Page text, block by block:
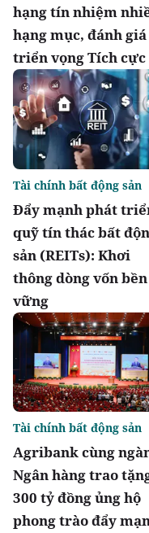
hạng tín nhiệm
hạng mục, đánh giá
triển vọng Tích cực
Đẩy mạnh phát
quỹ tín thác bất
sản (REITs): Khơi
thông dòng vốn bền
vững
Tài chính bất động sản
Agribank cùng
Ngân hàng trao
300 tỷ đồng ủng hộ
phong trào đẩy
Tài chính bất động sản